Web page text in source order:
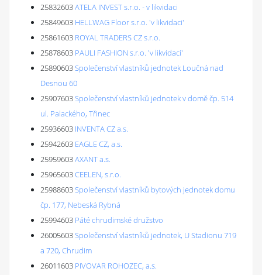
25832603ATELA INVEST s.r.o. - v likvidaci
25849603 HELLWAG Floor s.r.o. 'v likvidaci'
25861603 ROYAL TRADERS CZ s.r.o.
25878603 PAULI FASHION s.r.o. 'v likvidaci'
25890603Společenství vlastníků jednotek Loučná nad
Desnou 60
25907603Společenství vlastníků jednotek v domě čp. 514
ul. Palackého, Třinec
25936603 INVENTA CZ a.s.
25942603 EAGLE CZ, a.s.
25959603AXANT a.s.
25965603CEELEN, s.r.o.
25988603Společenství vlastníků bytových jednotek domu
čp. 177, Nebeská Rybná
25994603 Páté chrudimské družstvo
26005603Společenství vlastníků jednotek, U Stadionu 719
a 720, Chrudim
26011603 PIVOVAR ROHOZEC, a.s.